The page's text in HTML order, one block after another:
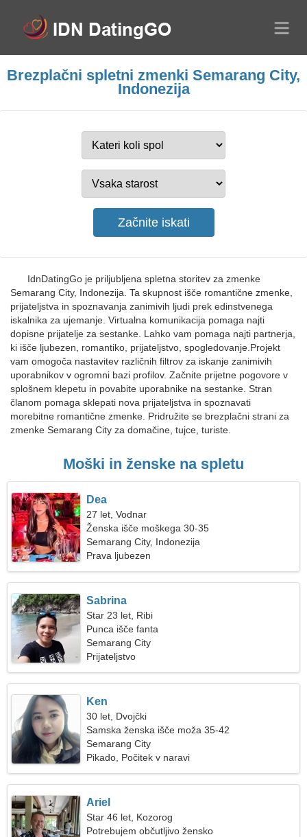
Brezplačni spletni zmenki Semarang City,
Indonezija
IdnDatingGo je priljubljena spletna storitev za zmenke
Semarang City, Indonezija. Ta skupnost išče romantične zmenke,
prijateljstva in spoznavanja zanimivih ljudi prek edinstvenega
iskalnika za ujemanje. Virtualna komunikacija pomaga najti
dopisne prijatelje za sestanke. Lahko vam pomaga najti partnerja,
ki išče ljubezen, romantiko, prijateljstvo, spogledovanje.Projekt
vam omogoča nastavitev različnih filtrov za iskanje zanimivih
uporabnikov v ogromni bazi profilov. Začnite prijetne pogovore v
splošnem klepetu in povabite uporabnike na sestanke. Stran
članom pomaga sklepati nova prijateljstva in spoznavati
morebitne romantične zmenke. Pridružite se brezplačni strani za
zmenke Semarang City za domačine, tujce, turiste.
Moški in ženske na spletu
Dea
27 let, Vodnar
Ženska išče moškega 30-35
Semarang City, Indonezija
Prava ljubezen
Sabrina
Star 23 let, Ribi
Punca išče fanta
Semarang City
Prijateljstvo
Ken
30 let, Dvojčki
Samska ženska išče moža 35-42
Semarang City
Pikado, Počitek v naravi
Ariel
Star 46 let, Kozorog
Potrebujem občutljivo žensko